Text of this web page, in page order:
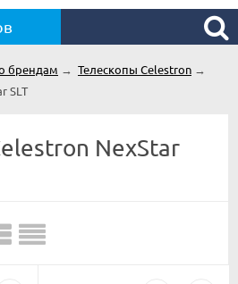
брендам → Телескопы Celestron →
SLT
NexStar